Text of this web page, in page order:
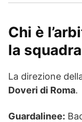
Chi è
la
La direzione
Doveri di Roma.
Guardalinee: